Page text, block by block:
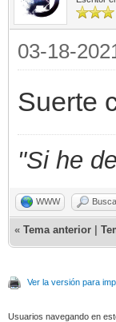
03-18-
Suerte
"Si he
WWW
« Tema anterior
Ver la versión para
Usuarios navegando en